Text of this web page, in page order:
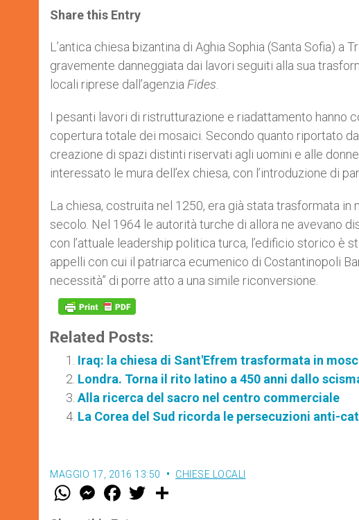
t
s
p
p
s
e
g
e
r
e
b
o
k
r
Share this Entry
L’antica chiesa bizantina di Aghia Sophia (Santa Sofia) a
gravemente danneggiata dai lavori seguiti alla sua
locali riprese dall’agenzia Fides
I pesanti lavori di ristrutturazione e riadattamento hanno
copertura totale dei mosaici. Secondo quanto riportato da
creazione di spazi distinti riservati agli uomini e alle
interessato le mura dell’ex chiesa, con l’introduzione di
La chiesa, costruita nel 1250, era già stata trasformata
secolo. Nel 1964 le autorità turche di allora ne avevano
con l’attuale leadership politica turca, l’edificio storico è
appelli con cui il patriarca ecumenico di Costantinopoli
necessità” di porre atto a una simile riconversione.
Related Posts:
Iraq: la chiesa di Sant'Efrem trasformata in
Londra. Torna il rito latino a 450 anni dallo
Alla ricerca del sacro nel centro commerciale
La Corea del Sud ricorda le persecuzioni anti-
MAGGIO 17, 2016 13:50 CHIESE LOCALI
W M
e
F
a w